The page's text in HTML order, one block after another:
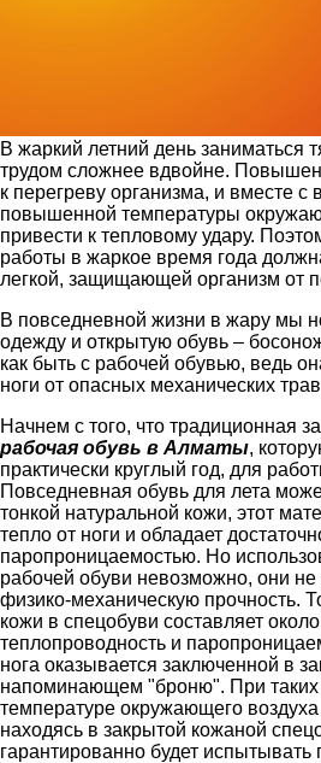
В жаркий летний день заниматься
трудом сложнее вдвойне.
к перегреву организма, и вместе с
повышенной температуры
привести к тепловому удару.
работы в жаркое время года
легкой, защищающей организм от
В повседневной жизни в жару мы
одежду и открытую обувь –
как быть с рабочей обувью, ведь
ноги от опасных механических
Начнем с того, что традиционная
рабочая обувь в Алматы,
практически круглый год, для
Повседневная обувь для лета
тонкой натуральной кожи, этот
тепло от ноги и обладает
паропроницаемостью. Но
рабочей обуви невозможно, они
физико-механическую прочность.
кожи в спецобуви составляет
теплопроводность и
нога оказывается заключенной в
напоминающем "броню". При таких
температуре окружающего
находясь в закрытой кожаной
гарантированно будет испытывать